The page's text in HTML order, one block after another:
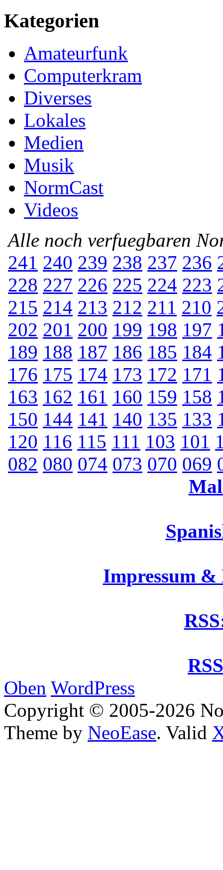
Kategorien
Amateurfunk
Computerkram
Diverses
Lokales
Medien
Musik
NormCast
Videos
Alle noch verfuegbaren
241 240 239 238 237 236
228 227 226 225 224 223
215 214 213 212 211 210
202 201 200 199 198 197
189 188 187 186 185 184
176 175 174 173 172 171
163 162 161 160 159 158
150 144 141 140 135 133
120 116 115 111 103 101
082 080 074 073 070 069
Impressum
Oben WordPress
Copyright © 2005-2026
Theme by NeoEase. Valid